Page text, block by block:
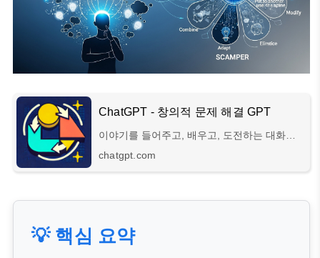
ChatGPT - 창의적 문제 해결 GPT
이야기를 들어주고, 배우고, 도전하는 대화형
chatgpt.com
💡 핵심 요약